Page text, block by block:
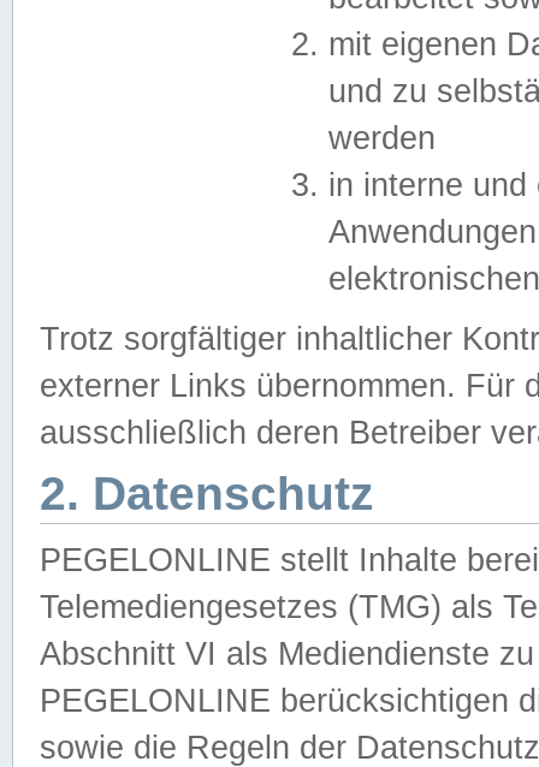
mit eigenen
und zu
werden
in interne
Trotz sorgfältiger inhaltlicher
externer Links übernommen. Für
ausschließlich deren Betreiber
2. Datenschutz
PEGELONLINE stellt Inhalte
Telemediengesetzes (TMG) als
Abschnitt VI als Mediendienste
PEGELONLINE berücksichtigen
sowie die Regeln der